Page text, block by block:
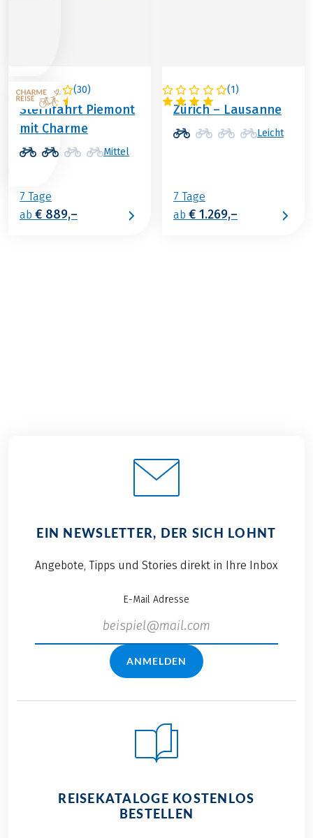
(30)
ITALIEN
Sternfahrt Piemont
mit Charme
Mittel
7 Tage
ab € 889,–
(1)
SCHWEIZ
Zürich – Lausanne
Leicht
7 Tage
ab € 1.269,–
EIN NEWSLETTER, DER SICH LOHNT
Angebote, Tipps und Stories direkt in Ihre Inbox
E-Mail Adresse
ANMELDEN
REISEKATALOGE KOSTENLOS
BESTELLEN